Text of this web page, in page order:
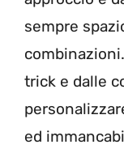
sempre
trick e dalle
ed